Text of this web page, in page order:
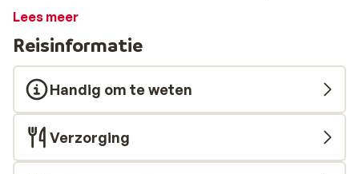
ontspannen vakantie, zoals een fitnessruimte en een
Laganas op loopafstand. In het hotel zul je volop
genieten en verblijf je hier op basis van all inclusive!
Lees meer
Reisinformatie
Handig om te weten
Verzorging